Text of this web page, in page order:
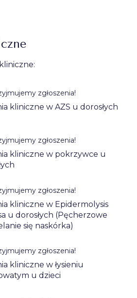
zgłoszenia!
kliniczne w AZS u dorosłych
zgłoszenia!
kliniczne w pokrzywce u
zgłoszenia!
kliniczne w Epidermolysis
u dorosłych (Pęcherzowe
się naskórka)
zgłoszenia!
kliniczne w łysieniu
u dzieci